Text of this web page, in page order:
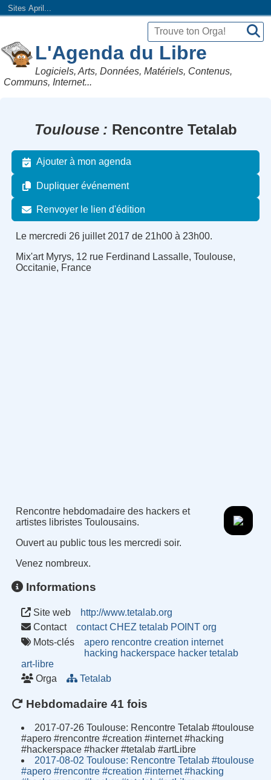
Sites April...
L'Agenda du Libre
Logiciels, Arts, Données, Matériels, Contenus,
Communs, Internet...
Toulouse Rencontre Tetalab
Ajouter à mon agenda
Dupliquer événement
Renvoyer le lien d'édition
Le mercredi 26 juillet 2017 de 21h00 à 23h00.
Mix'art Myrys, 12 rue Ferdinand Lassalle, Toulouse,
Occitanie, France
Rencontre hebdomadaire des hackers et
artistes libristes Toulousains.
Ouvert au public tous les mercredi soir.
Venez nombreux.
Informations
Site web
http://www.tetalab.org
Contact
contact CHEZ tetalab POINT org
Mots-clés
apero rencontre creation internet
hacking hackerspace hacker tetalab
art-libre
Orga
Tetalab
Hebdomadaire 41 fois
2017-07-26 Toulouse: Rencontre Tetalab #toulouse
#apero #rencontre #creation #internet #hacking
#hackerspace #hacker #tetalab #artLibre
2017-08-02 Toulouse: Rencontre Tetalab #toulouse
#apero #rencontre #creation #internet #hacking